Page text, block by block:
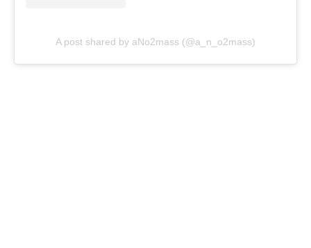
A post shared by aNo2mass (@a_n_o2mass)